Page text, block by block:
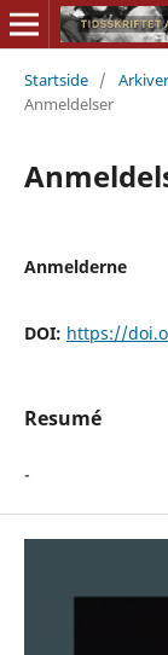
Startside / Arkiver
Anmeldelser
Anmelderne
DOI: https://
Resumé
-